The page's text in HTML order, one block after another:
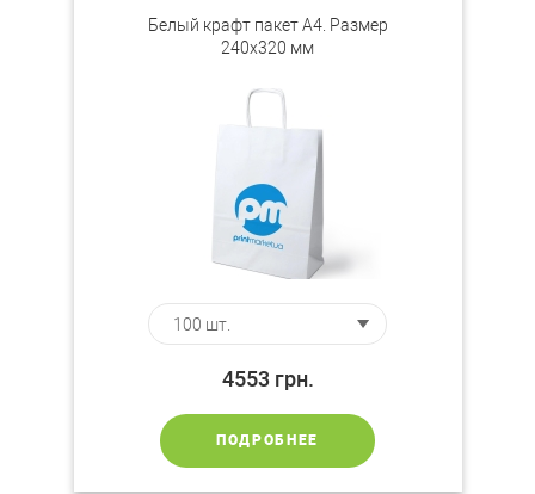
Белый крафт пакет А4. Размер
240х320 мм
4553 грн.
ПОДРОБНЕЕ